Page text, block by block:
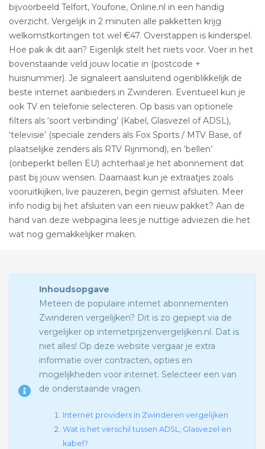
bijvoorbeeld Telfort, Youfone, Online.nl in een handig
overzicht. Vergelijk in 2 minuten alle pakketten krijg
welkomstkortingen tot wel €47. Overstappen is kinderspel.
Hoe pak ik dit aan? Eigenlijk stelt het niets voor. Voer in het
bovenstaande veld jouw locatie in (postcode +
huisnummer). Je signaleert aansluitend ogenblikkelijk de
beste internet aanbieders in Zwinderen. Eventueel kun je
ook TV en telefonie selecteren. Op basis van optionele
filters als ‘soort verbinding’ (Kabel, Glasvezel of ADSL),
‘televisie’ (speciale zenders als Fox Sports / MTV Base, of
plaatselijke zenders als RTV Rijnmond), en ‘bellen’
(onbeperkt bellen EU) achterhaal je het abonnement dat
past bij jouw wensen. Daarnaast kun je extraatjes zoals
vooruitkijken, live pauzeren, begin gemist afsluiten. Meer
info nodig bij het afsluiten van een nieuw pakket? Aan de
hand van deze webpagina lees je nuttige adviezen die het
wat nog gemakkelijker maken.
Inhoudsopgave
Meteen de populaire internet abonnementen
Zwinderen vergelijken? Dit is zo gepiept via de
vergelijker op internetprijzenvergelijken.nl. Dat is
niet alles! Op deze website vergaar je extra
informatie over contracten, opties en
mogelijkheden voor internet. Selecteer een van
de onderstaande vragen.
Internet providers in Zwinderen vergelijken
Wat is het verschil tussen ADSL, Glasvezel en
kabel?